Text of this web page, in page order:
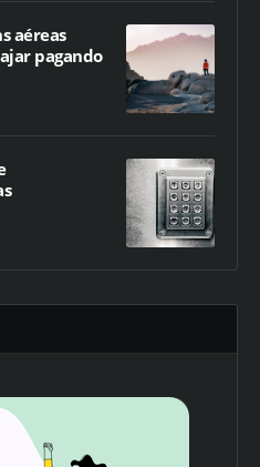
aéreas
pagando